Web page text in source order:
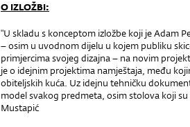
O IZLOŽBI:
"U skladu s konceptom izložbe koji je Adam
– osim u uvodnom dijelu u kojem publiku
primjercima svojeg dizajna – na novim
je o idejnim projektima namještaja, među
obiteljskih kuća. Uz idejnu tehničku
model svakog predmeta, osim stolova koji
Mustapić